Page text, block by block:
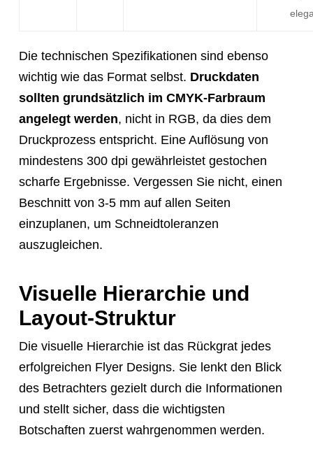
Die technischen Spezifikationen sind ebenso
wichtig wie das Format selbst. Druckdaten
sollten grundsätzlich im CMYK-Farbraum
angelegt werden, nicht in RGB, da dies dem
Druckprozess entspricht. Eine Auflösung von
mindestens 300 dpi gewährleistet gestochen
scharfe Ergebnisse. Vergessen Sie nicht, einen
Beschnitt von 3-5 mm auf allen Seiten
einzuplanen, um Schneidtoleranzen
auszugleichen.
Visuelle Hierarchie und
Layout-Struktur
Die visuelle Hierarchie ist das Rückgrat jedes
erfolgreichen Flyer Designs. Sie lenkt den Blick
des Betrachters gezielt durch die Informationen
und stellt sicher, dass die wichtigsten
Botschaften zuerst wahrgenommen werden.